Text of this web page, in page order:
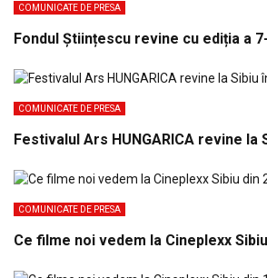
COMUNICATE DE PRESA
Fondul Științescu revine cu ediția a
COMUNICATE DE PRESA
Festivalul Ars HUNGARICA revine la
COMUNICATE DE PRESA
Ce filme noi vedem la Cineplexx